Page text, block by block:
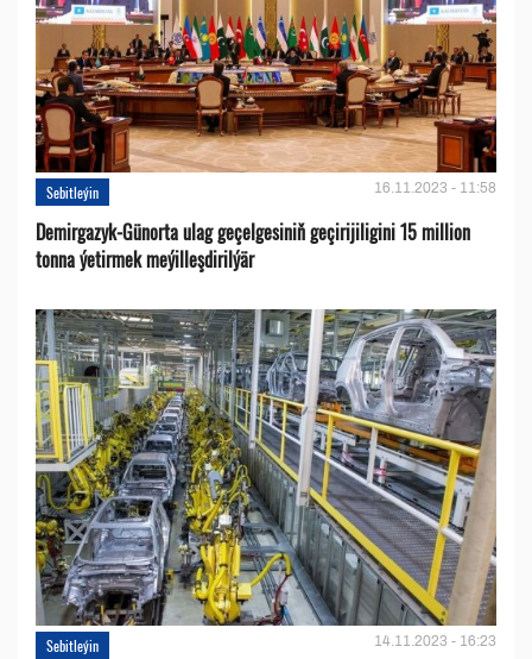
Sebitleýin 16.11.2023 - 11:58
Demirgazyk-Günorta ulag geçelgesiniň geçirijiligini 15 million
tonna ýetirmek meýilleşdirilýär
Sebitleýin 14.11.2023 - 16:23